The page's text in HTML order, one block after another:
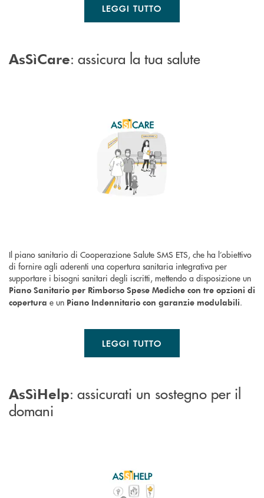
LEGGI TUTTO
AsSìCare: assicura la tua salute
Il piano sanitario di Cooperazione Salute SMS ETS, che ha l’obiettivo
di fornire agli aderenti una copertura sanitaria integrativa per
supportare i bisogni sanitari degli iscritti, mettendo a disposizione un
Piano Sanitario per Rimborso Spese Mediche con tre opzioni di
copertura e un Piano Indennitario con garanzie modulabili.
LEGGI TUTTO
AsSìHelp: assicurati un sostegno per il
domani